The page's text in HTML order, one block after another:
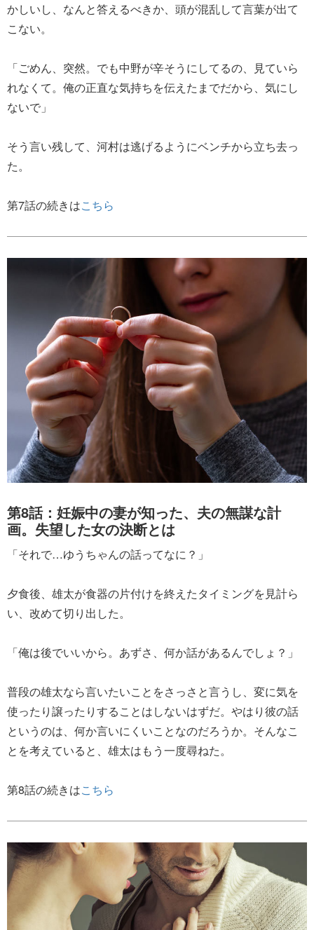
かしいし、なんと答えるべきか、頭が混乱して言葉が出て
こない。
「ごめん、突然。でも中野が辛そうにしてるの、見ていら
れなくて。俺の正直な気持ちを伝えたまでだから、気にし
ないで」
そう言い残して、河村は逃げるようにベンチから立ち去っ
た。
第7話の続きはこちら
第8話：妊娠中の妻が知った、夫の無謀な計
画。失望した女の決断とは
「それで…ゆうちゃんの話ってなに？」
夕食後、雄太が食器の片付けを終えたタイミングを見計ら
い、改めて切り出した。
「俺は後でいいから。あずさ、何か話があるんでしょ？」
普段の雄太なら言いたいことをさっさと言うし、変に気を
使ったり譲ったりすることはしないはずだ。やはり彼の話
というのは、何か言いにくいことなのだろうか。そんなこ
とを考えていると、雄太はもう一度尋ねた。
第8話の続きはこちら